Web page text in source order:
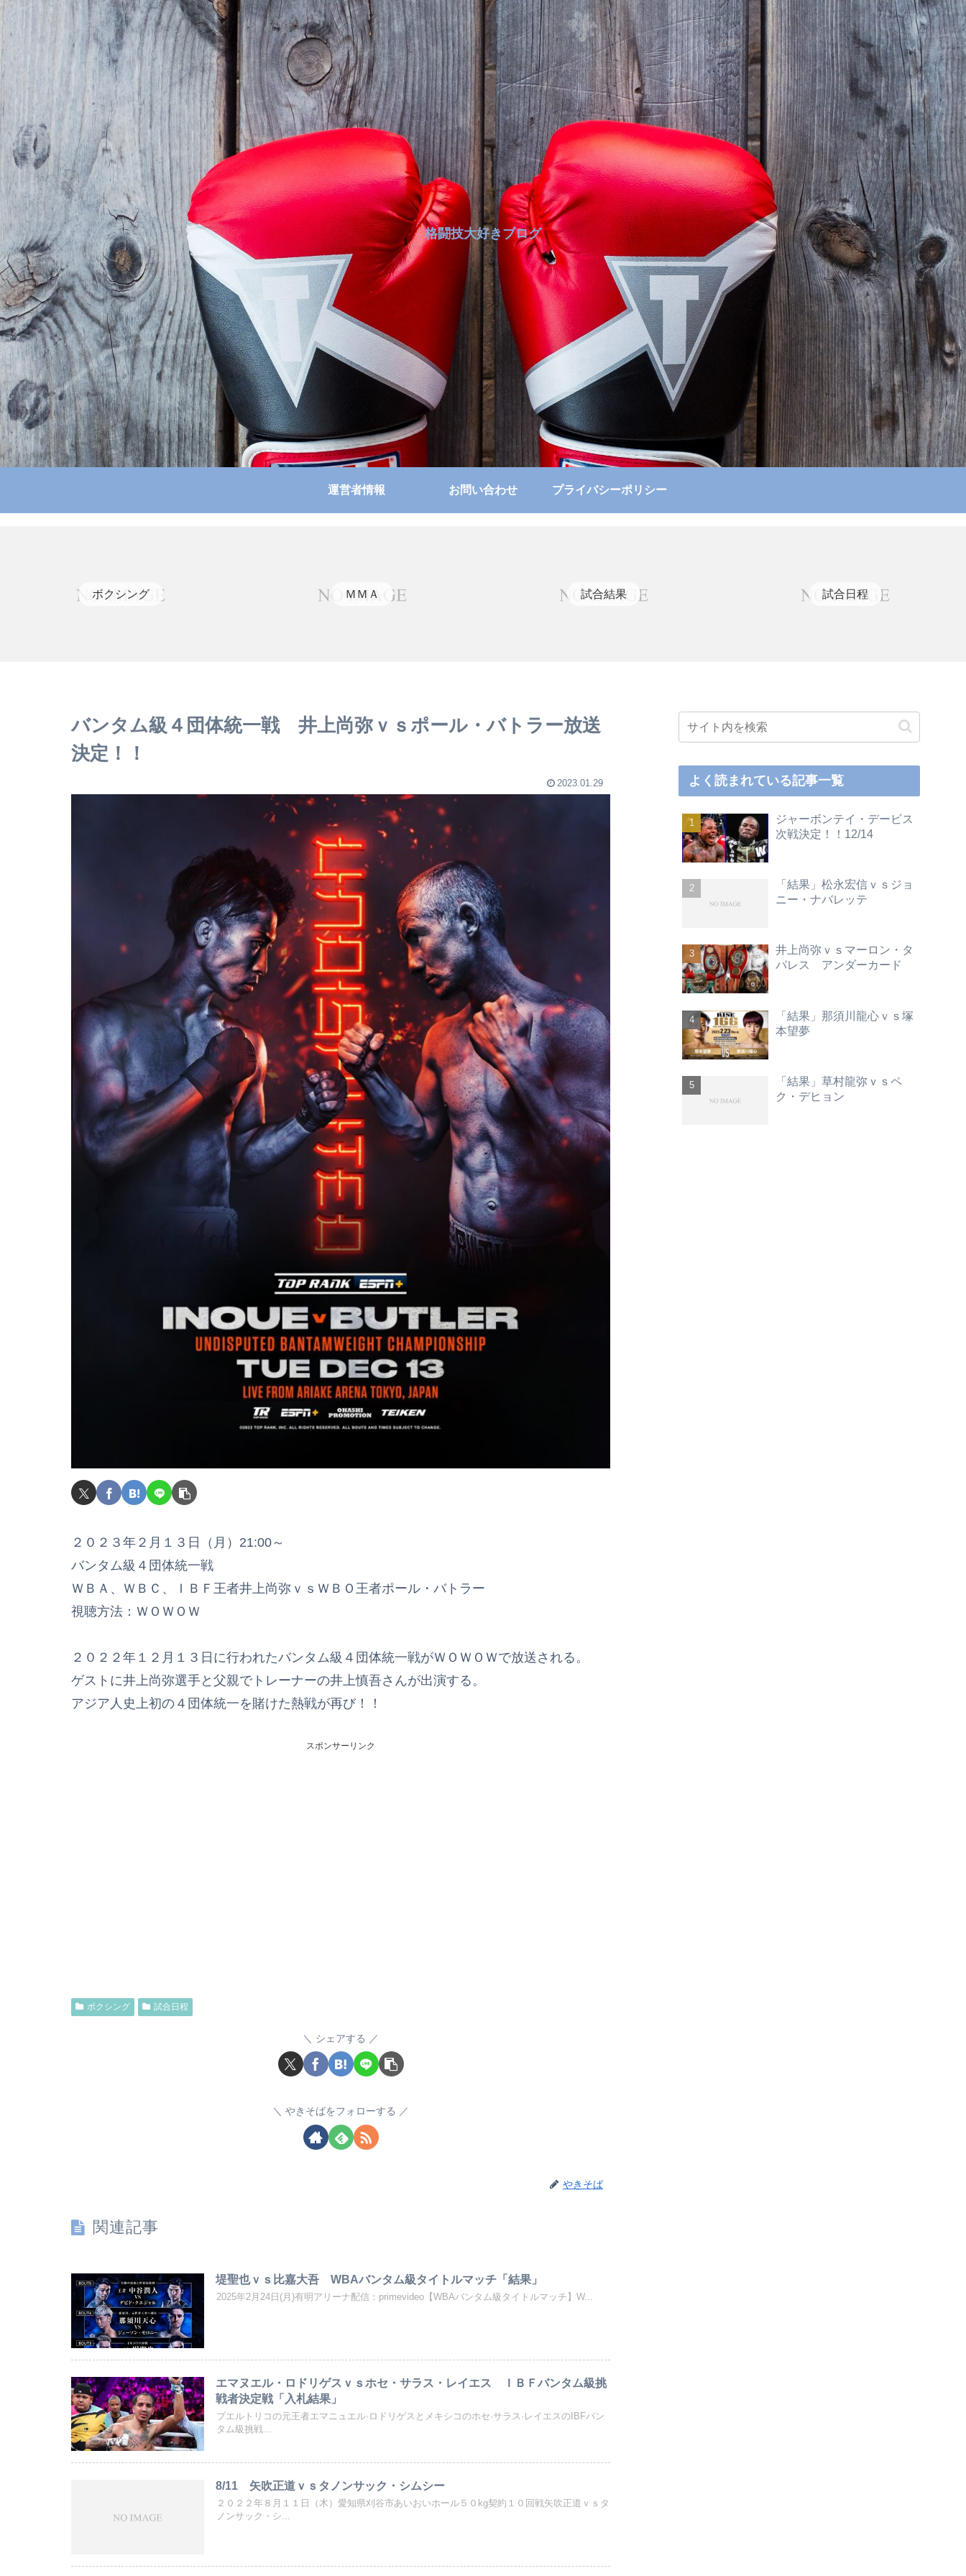
格闘技大好きブログ
運営者情報 お問い合わせ プライバシーポリシー
ボクシング ＭＭＡ 試合結果 試合日程
バンタム級４団体統一戦 井上尚弥ｖｓポール・バトラー放送
決定！！
2023.01.29
２０２３年２月１３日（月）21:00～
バンタム級４団体統一戦
ＷＢＡ、ＷＢＣ、ＩＢＦ王者井上尚弥ｖｓＷＢＯ王者ポール・バトラー
視聴方法：ＷＯＷＯＷ
２０２２年１２月１３日に行われたバンタム級４団体統一戦がＷＯＷＯＷで放送される。
ゲストに井上尚弥選手と父親でトレーナーの井上慎吾さんが出演する。
アジア人史上初の４団体統一を賭けた熱戦が再び！！
スポンサーリンク
ボクシング 試合日程
シェアする
やきそばをフォローする
やきそば
関連記事
堤聖也ｖｓ比嘉大吾 WBAバンタム級タイトルマッチ「結果」
2025年2月24日(月)有明アリーナ配信：primevideo【WBAバンタム級タイトルマッチ】W...
エマヌエル・ロドリゲスｖｓホセ・サラス・レイエス ＩＢＦバンタム級挑
戦者決定戦「入札結果」
プエルトリコの元王者エマニュエル·ロドリゲスとメキシコのホセ·サラス·レイエスのIBFバン
タム級挑戦...
8/11 矢吹正道ｖｓタノンサック・シムシー
２０２２年８月１１日（木）愛知県刈谷市あいおいホール５０kg契約１０回戦矢吹正道ｖｓタ
ノンサック・シ...
よく読まれている記事一覧
ジャーボンテイ・デービス
次戦決定！！12/14
「結果」松永宏信ｖｓジョ
ニー・ナバレッテ
井上尚弥ｖｓマーロン・タ
パレス アンダーカード
「結果」那須川龍心ｖｓ塚
本望夢
「結果」草村龍弥ｖｓペ
ク・デヒョン